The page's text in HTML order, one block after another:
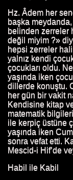
Hz. Âdem her
başka
belinden zerreler
değil miyim ?»
hepsi zerreler
yalnız kendi
çocukları oldu.
yaşında iken
dillerde konuştu.
her gün bir vakit
Kendisine kitap
matematik
ile kerpiç üstüne
yaşında iken
sonra vefat etti.
Mescid-i Hif’de
Habil ile Kabil